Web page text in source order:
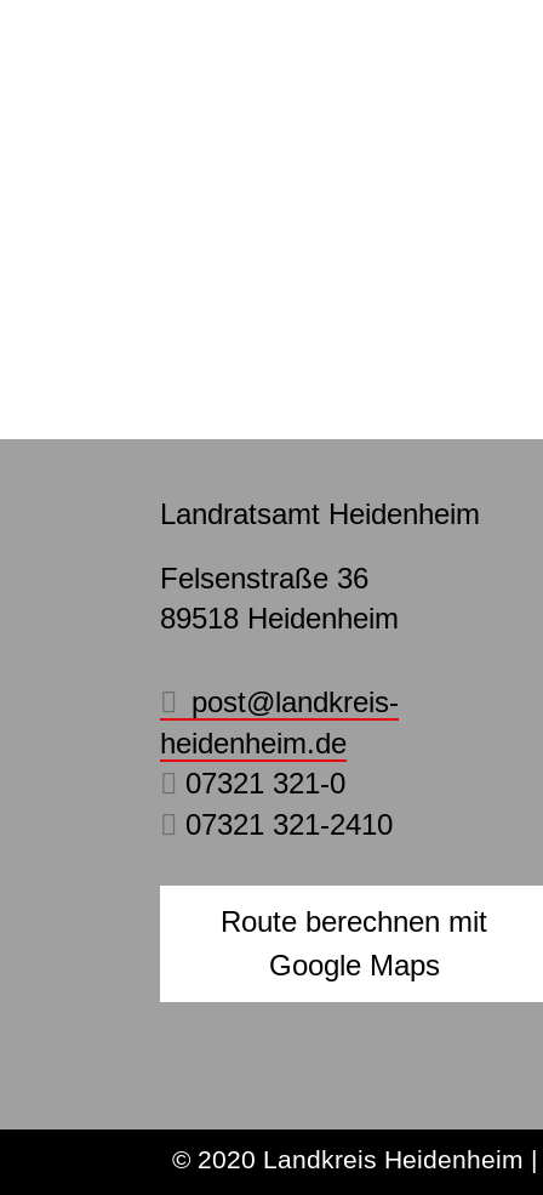
Landratsamt Heidenheim
Felsenstraße 36
89518 Heidenheim
post@landkreis-
heidenheim.de
07321 321-0
07321 321-2410
Route berechnen mit
Google Maps
© 2020 Landkreis Heidenheim |